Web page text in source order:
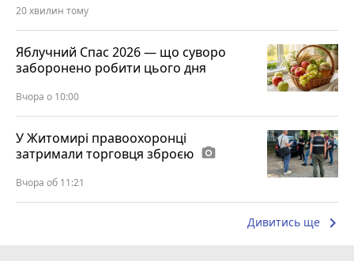
20 хвилин тому
Яблучний Спас 2026 — що суворо
заборонено робити цього дня
Вчора о 10:00
У Житомирі правоохоронці
затримали торговця зброєю photo_camera
Вчора об 11:21
Дивитись ще keyboard_arrow_right